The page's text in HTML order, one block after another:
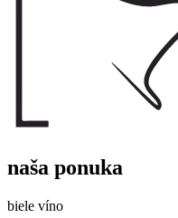
naša ponuka
biele víno